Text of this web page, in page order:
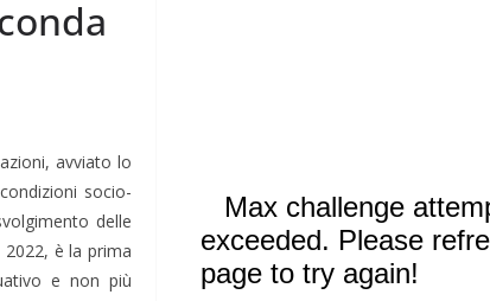
avviato lo
socio-
delle
2022, è la prima
e non più